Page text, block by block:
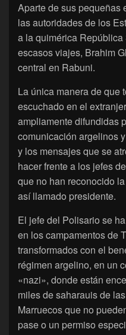
Aparte de sus pequeñas
las autoridades de los
a la quimérica
escasos viajes, Brahim
central en Rabuni.
La única manera de que
escuchado en el
ampliamente difundidas
comunicación argelinos
y los mensajes que se
hacer frente a los jefes
que no han reconocido
así llamado presidente.
El jefe del Polisario se
en los campamentos de
transformados con el
régimen argelino, en un
«nazi», donde están
miles de saharauis de
Marruecos que no
pase o un permiso